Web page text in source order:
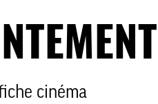
cinéma